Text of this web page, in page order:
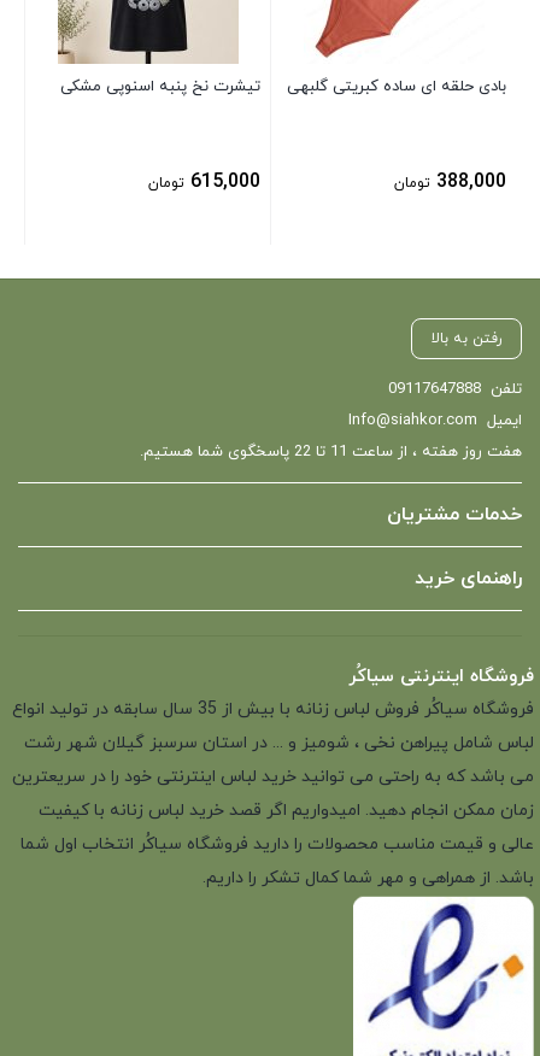
بادی حلقه ای ساده کبریتی گلبهی
388,000 تومان
تیشرت نخ پنبه اسنوپی مشکی
615,000 تومان
رفتن به بالا
تلفن 09117647888
ایمیل Info@siahkor.com
هفت روز هفته ، از ساعت 11 تا 22 پاسخگوی شما هستیم.
خدمات مشتریان
راهنمای خرید
فروشگاه اینترنتی سیاکُر
فروشگاه سیاکُر فروش لباس زنانه با بیش از 35 سال سابقه در تولید انواع
لباس شامل پیراهن نخی ، شومیز و ... در استان سرسبز گیلان شهر رشت
می باشد که به راحتی می توانید خرید لباس اینترنتی خود را در سریعترین
زمان ممکن انجام دهید. امیدواریم اگر قصد خرید لباس زنانه با کیفیت
عالی و قیمت مناسب محصولات را دارید فروشگاه سیاکُر انتخاب اول شما
باشد. از همراهی و مهر شما کمال تشکر را داریم.